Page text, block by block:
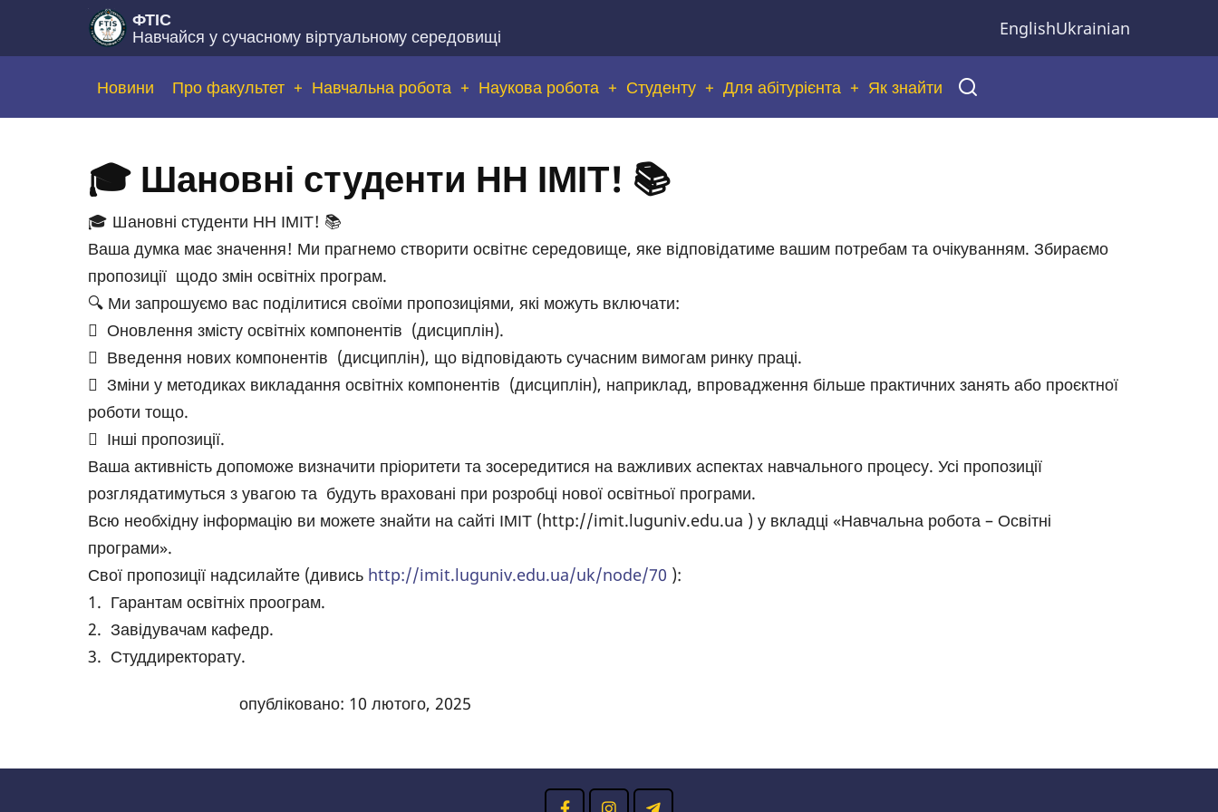
ФТІС
Навчайся у сучасному віртуальному середовищі EnglishUkrainian
Основна
Новини Про факультет Навчальна робота Наукова робота Студенту Для абітурієнта Як знайти
🎓 Шановні студенти НН ІМІТ! 📚
🎓 Шановні студенти НН ІМІТ! 📚
Ваша думка має значення! Ми прагнемо створити освітнє середовище, яке відповідатиме вашим потребам та очікуванням. Збираємо
пропозиції щодо змін освітніх програм.
🔍 Ми запрошуємо вас поділитися своїми пропозиціями, які можуть включати:
 Оновлення змісту освітніх компонентів (дисциплін).
 Введення нових компонентів (дисциплін), що відповідають сучасним вимогам ринку праці.
 Зміни у методиках викладання освітніх компонентів (дисциплін), наприклад, впровадження більше практичних занять або проєктної
роботи тощо.
 Інші пропозиції.
Ваша активність допоможе визначити пріоритети та зосередитися на важливих аспектах навчального процесу. Усі пропозиції
розглядатимуться з увагою та будуть враховані при розробці нової освітньої програми.
Всю необхідну інформацію ви можете знайти на сайті ІМІТ (http://imit.luguniv.edu.ua ) у вкладці «Навчальна робота – Освітні
програми».
Свої пропозиції надсилайте (дивись http://imit.luguniv.edu.ua/uk/node/70 ):
1. Гарантам освітніх проограм.
2. Завідувачам кафедр.
3. Студдиректорату.
опубліковано: 10 лютого, 2025